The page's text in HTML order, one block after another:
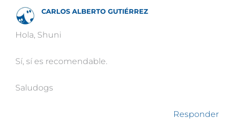
CARLOS ALBERTO GUTIÉRREZ
Hola, Shuni
Sí, sí es recomendable.
Saludogs
Responder